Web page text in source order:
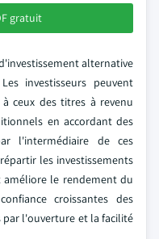
gratuit
alternative
investisseurs peuvent
ceux des titres à revenu
en accordant des
l'intermédiaire de ces
les investissements
le rendement du
croissantes des
l'ouverture et la facilité